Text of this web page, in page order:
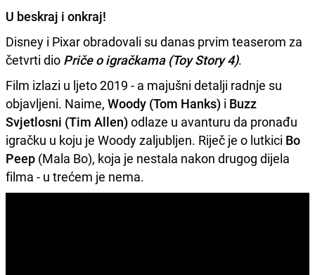
U beskraj i onkraj!
Disney i Pixar obradovali su danas prvim teaserom za
četvrti dio Priče o igračkama (Toy Story 4).
Film izlazi u ljeto 2019 - a majušni detalji radnje su
objavljeni. Naime, Woody (Tom Hanks) i Buzz
Svjetlosni (Tim Allen)odlaze u avanturu da pronađu
igračku u koju je Woody zaljubljen. Riječ je o lutkici Bo
Peep (Mala Bo), koja je nestala nakon drugog dijela
filma - u trećem je nema.